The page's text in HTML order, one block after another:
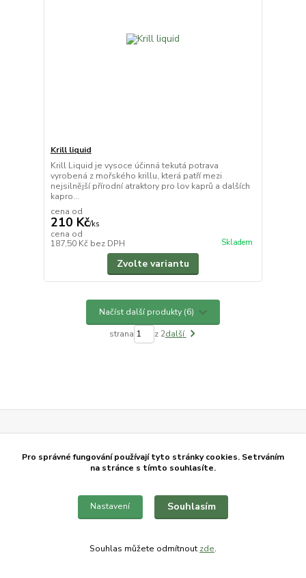
Krill liquid
Krill Liquid je vysoce účinná tekutá potrava
vyrobená z mořského krillu, která patří mezi
nejsilnější přírodní atraktory pro lov kaprů a dalších
kapro...
cena od
210 Kč/ks
cena od
187,50 Kč bez DPH Skladem
Zvolte variantu
Načíst další produkty (6)
strana z 2další
Kvalitní návnady a nástrahy pro úspěšný lov
Návnady vyrábíme sami z prověřených a kvalitních surovin.
Testováno na svazových revírech, vyvíjeno s rybáři
Pro správné fungování používají tyto stránky cookies. Setrváním
na stránce s tímto souhlasíte.
Nastavení Souhlasím
Souhlas můžete odmítnout zde.